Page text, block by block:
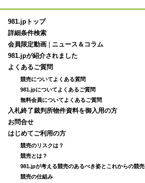
981.jpトップ
詳細条件検索
会員限定動画
ニュース＆コラム
981.jpが紹介されました
よくあるご質問
競売についてよくある質問
981.jpについてよくあるご質問
無料会員についてよくあるご質問
入札終了裁判所物件資料を御入用の方
お問合せ
はじめてご利用の方
競売のリスクは？
競売とは？
981.jpが考える競売のあるべき姿とこれからの競売
競売の仕組み